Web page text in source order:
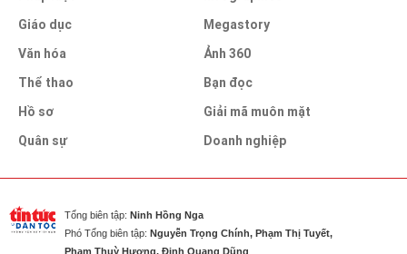
Giáo dục
Văn hóa
Thể thao
Hồ sơ
Quân sự
Megastory
Ảnh 360
Bạn đọc
Giải mã muôn mặt
Doanh nghiệp
Tổng biên tập: Ninh Hồng Nga
Phó Tổng biên tập: Nguyễn Trọng Chính, Phạm Thị Tuyết,
Phạm Thuỳ Hương, Đinh Quang Dũng